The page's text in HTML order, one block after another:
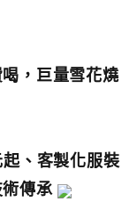
，巨量雪花燒
、客製化服裝
傳承